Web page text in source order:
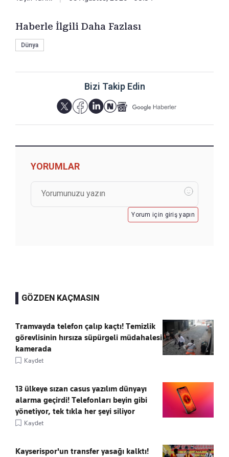
Haberle İlgili Daha Fazlası
Dünya
Bizi Takip Edin
YORUMLAR
Yorum için giriş yapın
GÖZDEN KAÇMASIN
Tramvayda telefon çalıp kaçtı! Temizlik
görevlisinin hırsıza süpürgeli müdahalesi
kamerada
Kaydet
13 ülkeye sızan casus yazılım dünyayı
alarma geçirdi! Telefonları beyin gibi
yönetiyor, tek tıkla her şeyi siliyor
Kaydet
Kayserispor'un transfer yasağı kalktı!